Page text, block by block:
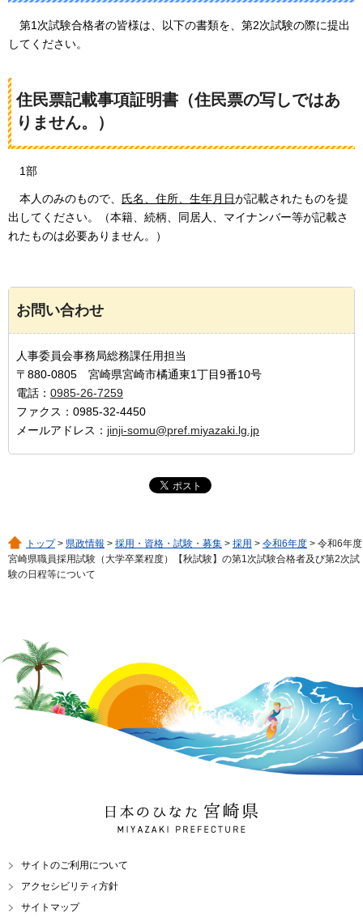
第1次試験合格者の皆様は、以下の書類を、第2次試験の際に提出
してください。
住民票記載事項証明書（住民票の写しではあ
りません。）
1部
本人のみのもので、 氏名、住所、生年月日が記載されたものを提
出してください。（本籍、続柄、同居人、マイナンバー等が記載さ
れたものは必要ありません。）
お問い合わせ
人事委員会事務局総務課任用担当
〒880-0805 宮崎県宮崎市橘通東1丁目9番10号
電話： 0985-26-7259
ファクス：0985-32-4450
メールアドレス： jinji-somu@pref.miyazaki.lg.jp
トップ> 県政情報 > 採用・資格・試験・募集 > 採用 > 令和6年度 > 令和6年度
宮崎県職員採用試験（大学卒業程度）【秋試験】の第1次試験合格者及び第2次試
験の日程等について
日本のひなた 宮崎県
MIYAZAKI PREFECTURE
サイトのご利用について
アクセシビリティ方針
サイトマップ